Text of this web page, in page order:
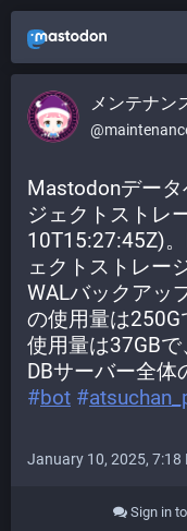
メンテナン
Mastodonデー
ジェクトストレ
10T15:27:45Z)
ェクトストレー
WALバックアッ
の使用量は
使用量は37GBで
#bot #
January 10, 2025, 7:18
Sign in